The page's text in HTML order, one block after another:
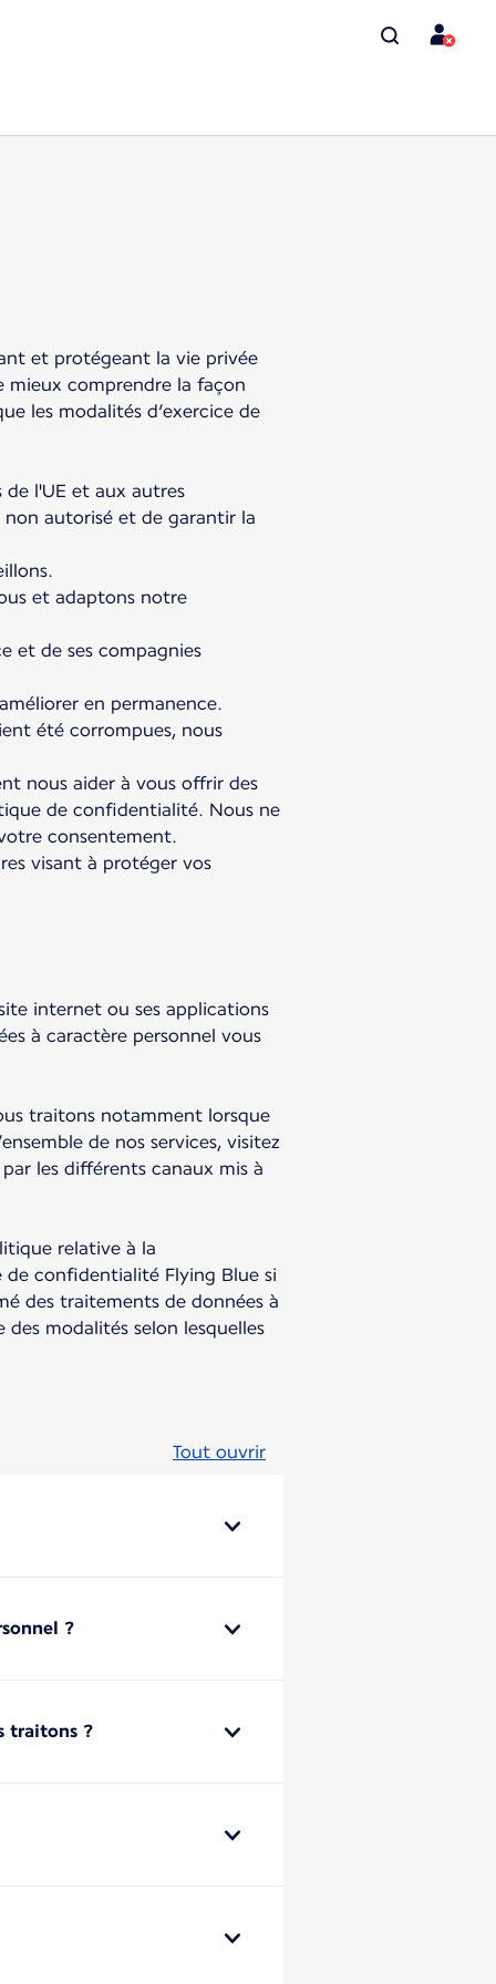
et protégeant la vie privée
comprendre la façon
les modalités d’exercice de
l'UE et aux autres
autorisé et de garantir la
et adaptons notre
et de ses compagnies
en permanence.
été corrompues, nous
nous aider à vous offrir des
de confidentialité. Nous ne
consentement.
visant à protéger vos
internet ou ses applications
à caractère personnel vous
traitons notamment lorsque
de nos services, visitez
les différents canaux mis à
relative à la
confidentialité Flying Blue si
des traitements de données à
modalités selon lesquelles
Tout ouvrir
?
traitons ?